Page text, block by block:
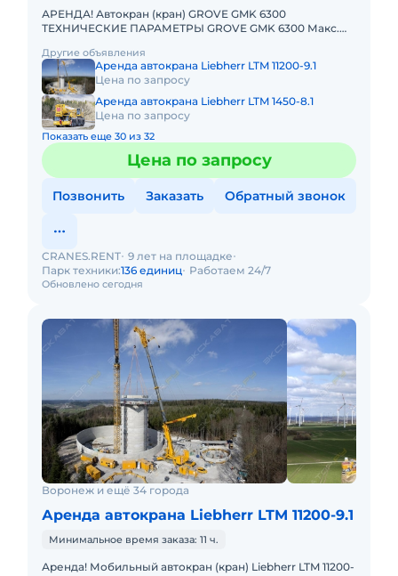
АРЕНДА! Автокран (кран) GROVE GMK 6300
ТЕХНИЧЕСКИЕ ПАРАМЕТРЫ GROVE GMK 6300 Макс.
м Макс. высота подъёма
Другие объявления
Аренда автокрана Liebherr LTM 11200-9.1
Цена по запросу
Аренда автокрана Liebherr LTM 1450-8.1
Цена по запросу
Показать еще 30 из 32
Цена по запросу
Позвонить Заказать Обратный звонок
Обновлено сегодня
CRANES.RENT 9 лет на площадке
Парк техники:136 единиц Работаем 24/7
Воронеж и ещё 34 города
Аренда автокрана Liebherr LTM 11200-9.1
Минимальное время заказа: 11 ч.
Аренда! Мобильный автокран (кран) Liebherr LTM 11200-